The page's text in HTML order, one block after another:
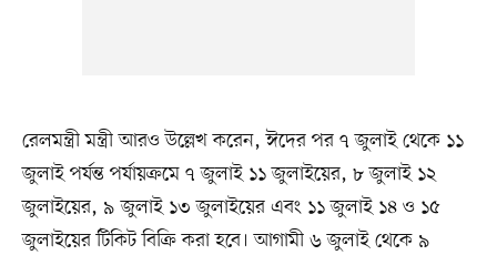
রেলমন্ত্রী মন্ত্রী আরও উল্লেখ করেন, ঈদের পর ৭ জুলাই থেকে ১১
জুলাই পর্যন্ত পর্যায়ক্রমে ৭ জুলাই ১১ জুলাইয়ের, ৮ জুলাই ১২
জুলাইয়ের, ৯ জুলাই ১৩ জুলাইয়ের এবং ১১ জুলাই ১৪ ও ১৫
জুলাইয়ের টিকিট বিক্রি করা হবে। আগামী ৬ জুলাই থেকে ৯